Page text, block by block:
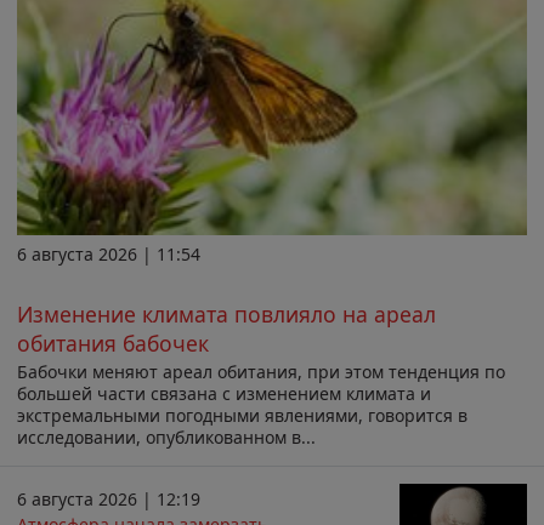
6 августа 2026 | 11:54
Изменение климата повлияло на ареал
обитания бабочек
Бабочки меняют ареал обитания, при этом тенденция по
большей части связана с изменением климата и
экстремальными погодными явлениями, говорится в
исследовании, опубликованном в...
6 августа 2026 | 12:19